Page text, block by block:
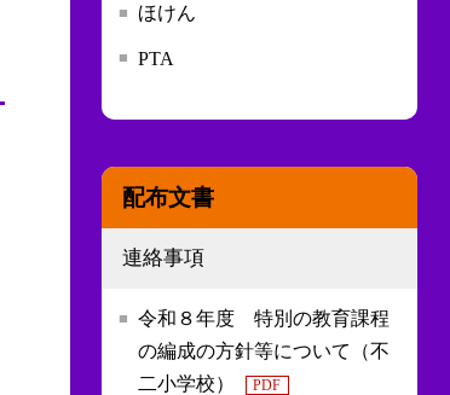
ほけん
PTA
配布文書
連絡事項
令和８年度 特別の教育課程
の編成の方針等について（不
二小学校）
PDF